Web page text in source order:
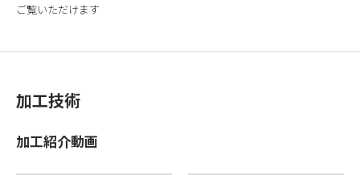
ご覧いただけます
加工技術
加工紹介動画